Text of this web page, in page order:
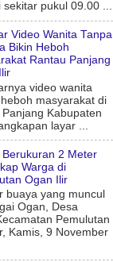
sekitar pukul 09.00 ...
Video Wanita Tanpa
Bikin Heboh
Rantau Panjang
video wanita
masyarakat di
Kabupaten
layar ...
Berukuran 2 Meter
Warga di
Ogan Ilir
buaya yang muncul
Ogan, Desa
Pemulutan
Kamis, 9 November